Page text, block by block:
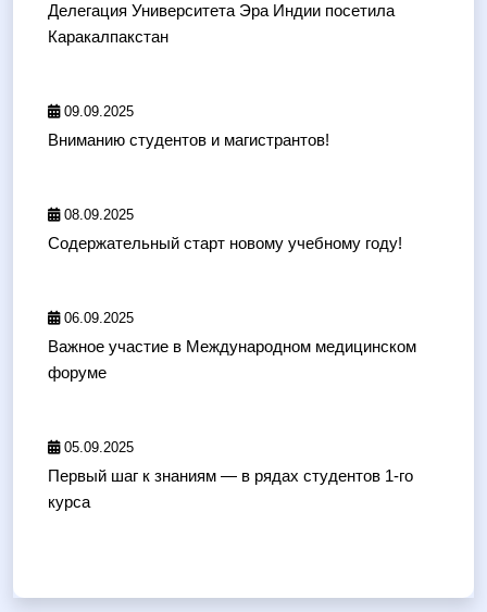
Делегация Университета Эра Индии посетила
Каракалпакстан
09.09.2025
Вниманию студентов и магистрантов!
08.09.2025
Содержательный старт новому учебному году!
06.09.2025
Важное участие в Международном медицинском
форуме
05.09.2025
Первый шаг к знаниям — в рядах студентов 1-го
курса